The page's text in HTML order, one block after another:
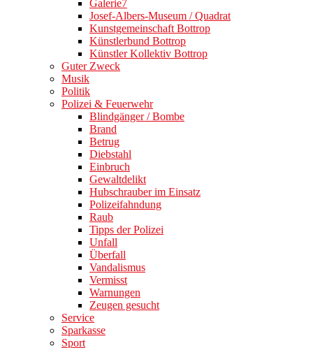
Galerie7
Josef-Albers-Museum / Quadrat
Kunstgemeinschaft Bottrop
Künstlerbund Bottrop
Künstler Kollektiv Bottrop
Guter Zweck
Musik
Politik
Polizei & Feuerwehr
Blindgänger / Bombe
Brand
Betrug
Diebstahl
Einbruch
Gewaltdelikt
Hubschrauber im Einsatz
Polizeifahndung
Raub
Tipps der Polizei
Unfall
Überfall
Vandalismus
Vermisst
Warnungen
Zeugen gesucht
Service
Sparkasse
Sport